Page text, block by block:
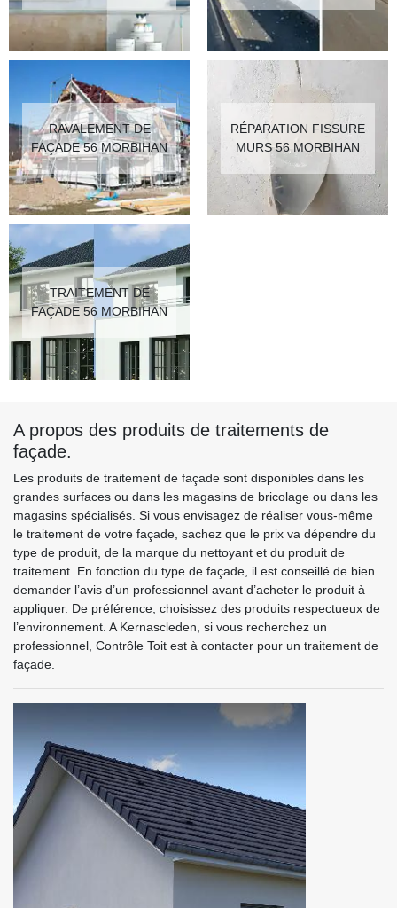
RAVALEMENT DE
FAÇADE 56 MORBIHAN
RÉPARATION FISSURE
MURS 56 MORBIHAN
TRAITEMENT DE
FAÇADE 56 MORBIHAN
A propos des produits de traitements de
façade.
Les produits de traitement de façade sont disponibles dans les
grandes surfaces ou dans les magasins de bricolage ou dans les
magasins spécialisés. Si vous envisagez de réaliser vous-même
le traitement de votre façade, sachez que le prix va dépendre du
type de produit, de la marque du nettoyant et du produit de
traitement. En fonction du type de façade, il est conseillé de bien
demander l’avis d’un professionnel avant d’acheter le produit à
appliquer. De préférence, choisissez des produits respectueux de
l’environnement. A Kernascleden, si vous recherchez un
professionnel, Contrôle Toit est à contacter pour un traitement de
façade.